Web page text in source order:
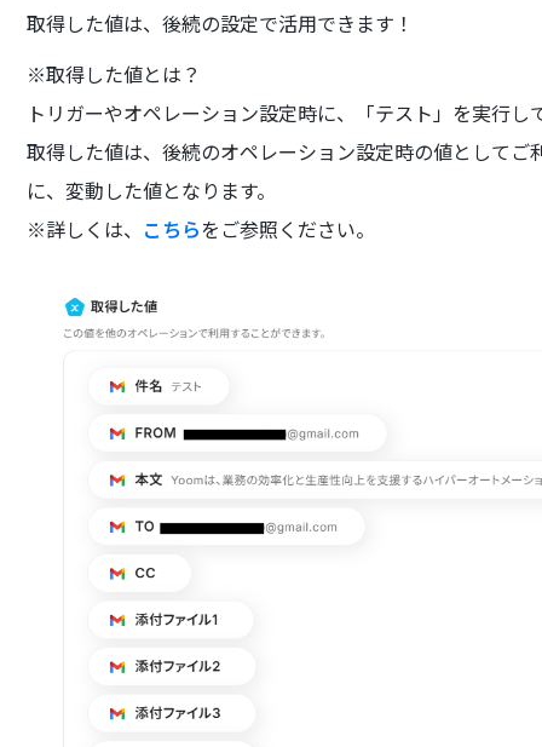
取得した値は、後続の設定で活用できます！
※取得した値とは？
トリガーやオペレーション設定時に、「テスト」を実行し
取得した値は、後続のオペレーション設定時の値として
に、変動した値となります。
※詳しくは、 こちらをご参照ください。